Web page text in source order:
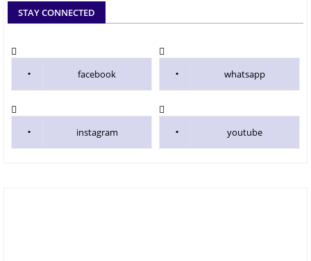
STAY CONNECTED
facebook whatsapp
instagram youtube